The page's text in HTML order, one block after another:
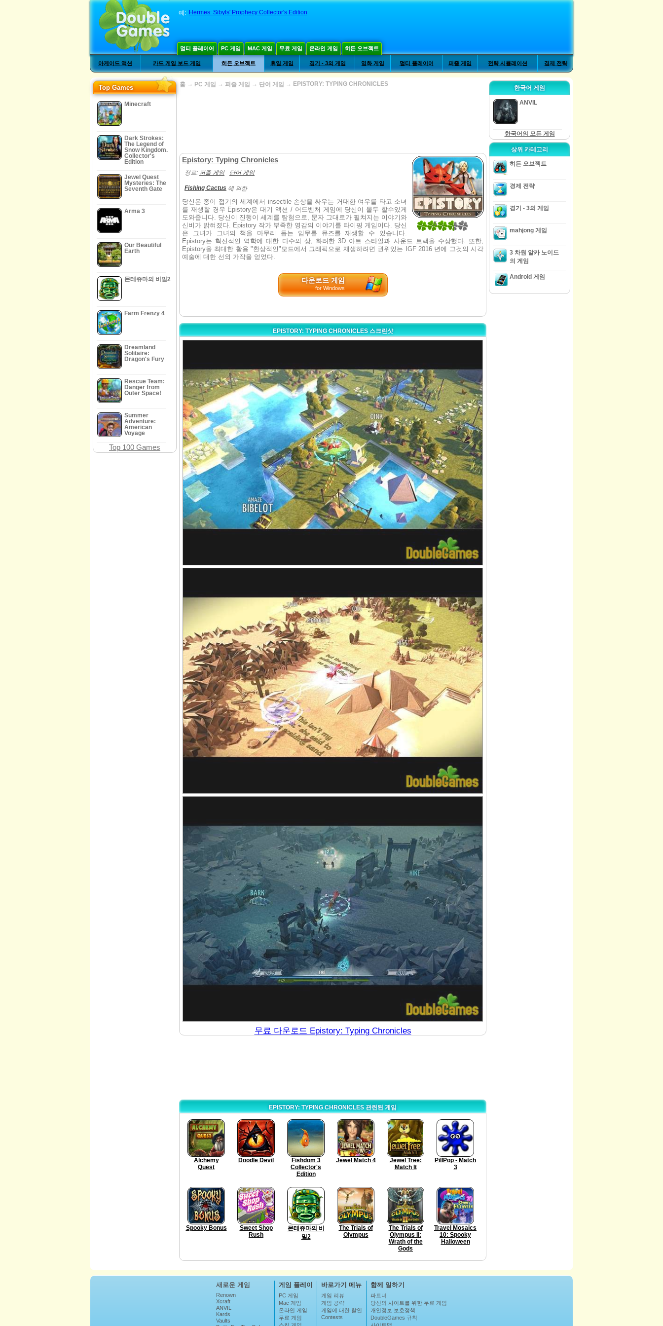
예: Hermes: Sibyls' Prophecy Collector's Edition
멀티 플레이어 PC 게임 MAC 게임 무료 게임 온라인 게임 히든 오브젝트
아케이드 액션 카드 게임 보드 게임 히든 오브젝트 휴일 게임 경기 - 3의 게임 영화 게임 멀티 플레이어 퍼즐 게임 전략 시뮬레이션 경제 전략
Top Games
Minecraft
Dark Strokes:
The Legend of
Snow Kingdom.
Collector's
Edition
Jewel Quest
Mysteries: The
Seventh Gate
Arma 3
Our Beautiful
Earth
몬테쥬마의 비밀2
Farm Frenzy 4
Dreamland
Solitaire:
Dragon's Fury
Rescue Team:
Danger from
Outer Space!
Summer
Adventure:
American
Voyage
Top 100 Games
홈 → PC 게임 → 퍼즐 게임 → 단어 게임 → EPISTORY: TYPING CHRONICLES
5
Epistory: Typing Chronicles
장르: 퍼즐 게임 단어 게임
Fishing Cactus 에 의한
당신은 종이 접기의 세계에서 insectile 손상을 싸우는 거대한 여우를 타고 소녀
를 재생할 경우 Epistory은 대기 액션 / 어드벤처 게임에 당신이 몰두 할수있게
도와줍니다. 당신이 진행이 세계를 탐험으로, 문자 그대로가 펼쳐지는 이야기와
신비가 밝혀졌다. Epistory 작가 부족한 영감의 이야기를 타이핑 게임이다. 당신
은 그녀가 그녀의 책을 마무리 돕는 임무를 뮤즈를 재생할 수 있습니다.
Epistory는 혁신적인 역학에 대한 다수의 상, 화려한 3D 아트 스타일과 사운드 트랙을 수상했다. 또한,
Epistory을 최대한 활용 "환상적인"모드에서 그래픽으로 재생하려면 권위있는 IGF 2016 년에 그것의 시각
예술에 대한 선외 가작을 얻었다.
다운로드 게임
for Windows
EPISTORY: TYPING CHRONICLES 스크린샷
무료 다운로드 Epistory: Typing Chronicles
EPISTORY: TYPING CHRONICLES 관련된 게임
Alchemy
Quest
Doodle Devil
Fishdom 3
Collector's
Edition
Jewel Match 4
Jewel Tree:
Match It
PillPop - Match
3
Spooky Bonus
Sweet Shop
Rush
몬테쥬마의 비
밀2
The Trials of
Olympus
The Trials of
Olympus II:
Wrath of the
Gods
Travel Mosaics
10: Spooky
Halloween
한국어 게임
ANVIL
한국어의 모든 게임
상위 카테고리
히든 오브젝트
경제 전략
경기 - 3의 게임
mahjong 게임
3 차원 알카 노이드
의 게임
Android 게임
새로운 게임
Renown
Xcraft
ANVIL
Kards
Vaults
게임 플레이
PC 게임
Mac 게임
온라인 게임
무료 게임
바로가기 메뉴
게임 리뷰
게임 공략
게임에 대한 할인
Contests
함께 일하기
파트너
당신의 사이트를 위한 무료 게임
개인정보 보호정책
DoubleGames 규칙